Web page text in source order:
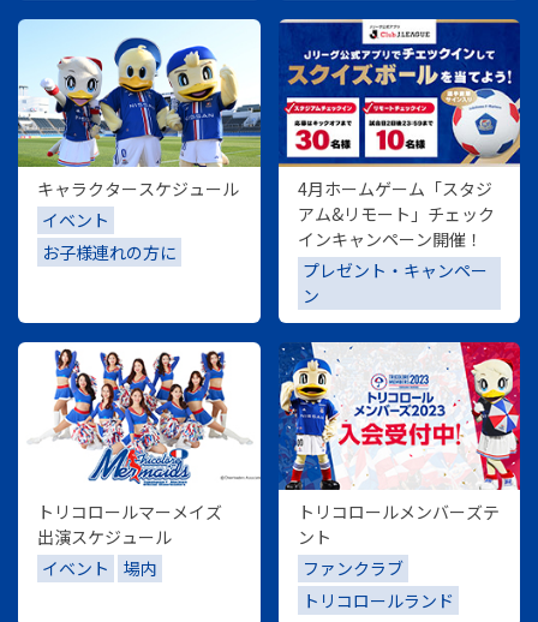
キャラクタースケジュール
イベント
お子様連れの方に
4月ホームゲーム「スタジ
アム&リモート」チェック
インキャンペーン開催！
プレゼント・キャンペー
ン
トリコロールマーメイズ
出演スケジュール
イベント
場内
トリコロールメンバーズテ
ント
ファンクラブ
トリコロールランド